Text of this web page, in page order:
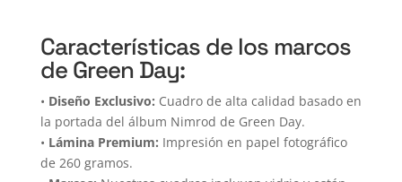
Características de los marcos
de Green Day:
• Diseño Exclusivo: Cuadro de alta calidad basado en
la portada del álbum Nimrod de Green Day.
• Lámina Premium: Impresión en papel fotográfico
de 260 gramos.